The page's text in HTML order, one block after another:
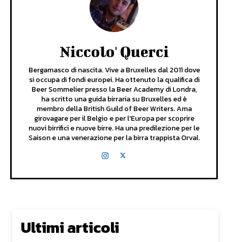
Niccolo' Querci
Bergamasco di nascita. Vive a Bruxelles dal 2011 dove
si occupa di fondi europei. Ha ottenuto la qualifica di
Beer Sommelier presso la Beer Academy di Londra,
ha scritto una guida birraria su Bruxelles ed è
membro della British Guild of Beer Writers. Ama
girovagare per il Belgio e per l'Europa per scoprire
nuovi birrifici e nuove birre. Ha una predilezione per le
Saison e una venerazione per la birra trappista Orval.
Ultimi articoli